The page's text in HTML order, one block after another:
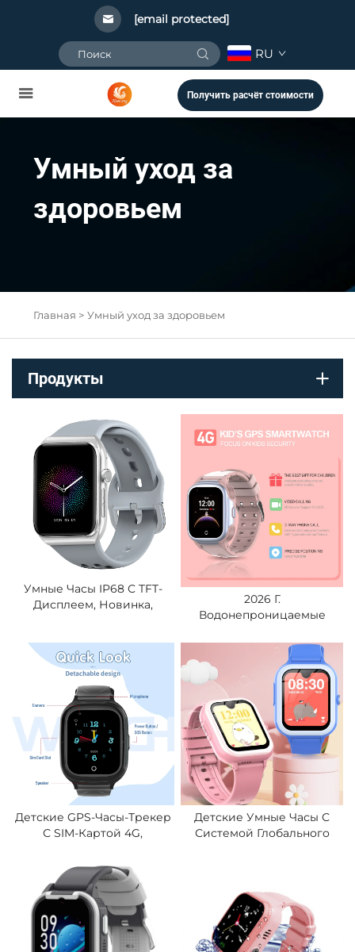
[email protected]
RU
Получить расчёт стоимости
Умный уход за
здоровьем
Главная > Умный уход за здоровьем
Продукты
Умные Часы IP68 С TFT-
Дисплеем, Новинка,
Уровня Кислорода В
Крови, Сна, Температуры
Тела
2026 Г.
Водонепроницаемые
SIM-Картой, Поддержкой
4G, Видеозвонками И
Глобальной Системой
Позиционирования (GPS),
Трекер Для Детей.
Детские GPS-Часы-Трекер
С SIM-Картой 4G,
Водонепроницаемостью
IP67, ЖК-Дисплеем,
Кнопкой SOS,
Видеозвонками, Время
Работы Аккумулятора До 4
Дней
Детские Умные Часы С
Системой Глобального
Потери, 4G Умные Часы С
Двухсторонним
Видеозвонком.